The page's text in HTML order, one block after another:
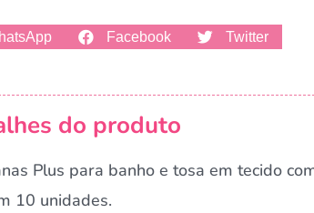
Facebook Twitter
do produto
Plus para banho e tosa em tecido
10 unidades.